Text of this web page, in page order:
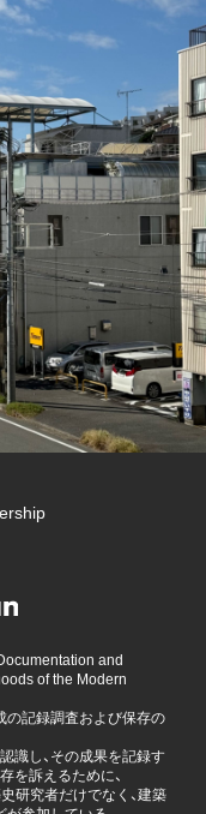
and
of the Modern
の記録調査および保存の
識し、その成果を記録す
を訴えるために、
研究者だけでなく、建築